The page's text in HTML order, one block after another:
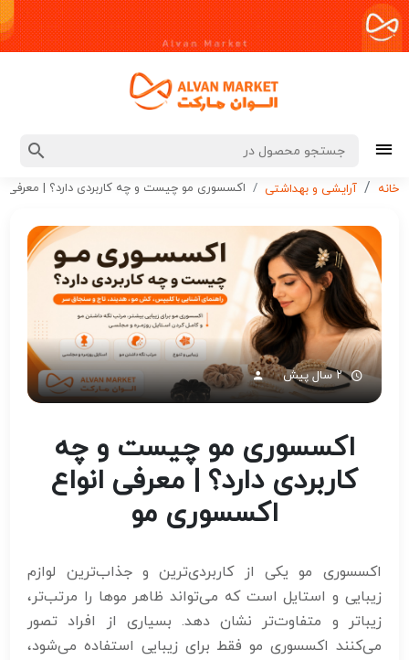
خانه آرایشی و بهداشتی اکسسوری مو چیست و چه کاربردی دارد؟ | معرفی
۲ سال پیش
اکسسوری مو چیست و چه
کاربردی دارد؟ | معرفی انواع
اکسسوری مو
اکسسوری مو یکی از کاربردی‌ترین و جذاب‌ترین لوازم
زیبایی و استایل است که می‌تواند ظاهر موها را مرتب‌تر،
زیباتر و متفاوت‌تر نشان دهد. بسیاری از افراد تصور
می‌کنند اکسسوری مو فقط برای زیبایی استفاده می‌شود،